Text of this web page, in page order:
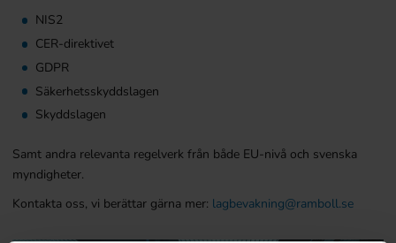
NIS2
CER-direktivet
GDPR
Säkerhetsskyddslagen
Skyddslagen
Samt andra relevanta regelverk från både EU-nivå och svenska
myndigheter.
Kontakta oss, vi berättar gärna mer: lagbevakning@ramboll.se